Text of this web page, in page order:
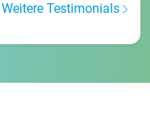
Weitere Testimonials